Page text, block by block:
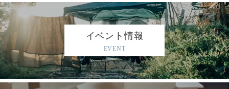
イベント情報
EVENT